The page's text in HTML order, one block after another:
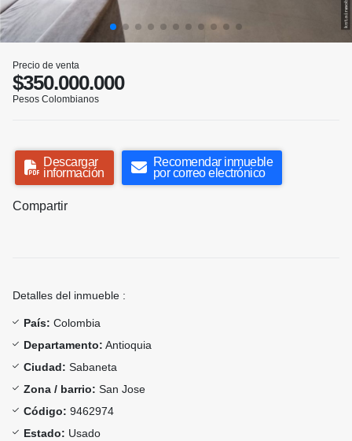
Precio de venta
$350.000.000
Pesos Colombianos
Descargar
información
Recomendar inmueble
por correo electrónico
Compartir
Detalles del inmueble :
País: Colombia
Departamento: Antioquia
Ciudad: Sabaneta
Zona / barrio: San Jose
Código: 9462974
Estado: Usado